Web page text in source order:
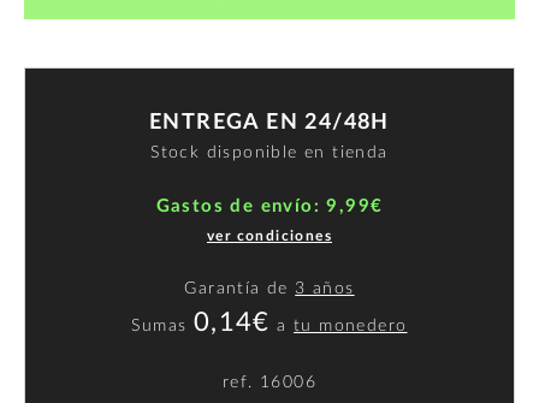
ENTREGA EN 24/48H
Stock disponible en tienda
Gastos de envío: 9,99€
ver condiciones
Garantía de 3 años
Sumas 0,14€ atu monedero
ref. 16006